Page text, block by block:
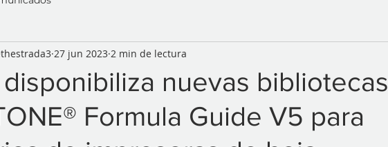
disponibiliza nuevas bibliotecas
Formula Guide V5 para
27 jun 2023 2 min de lectura